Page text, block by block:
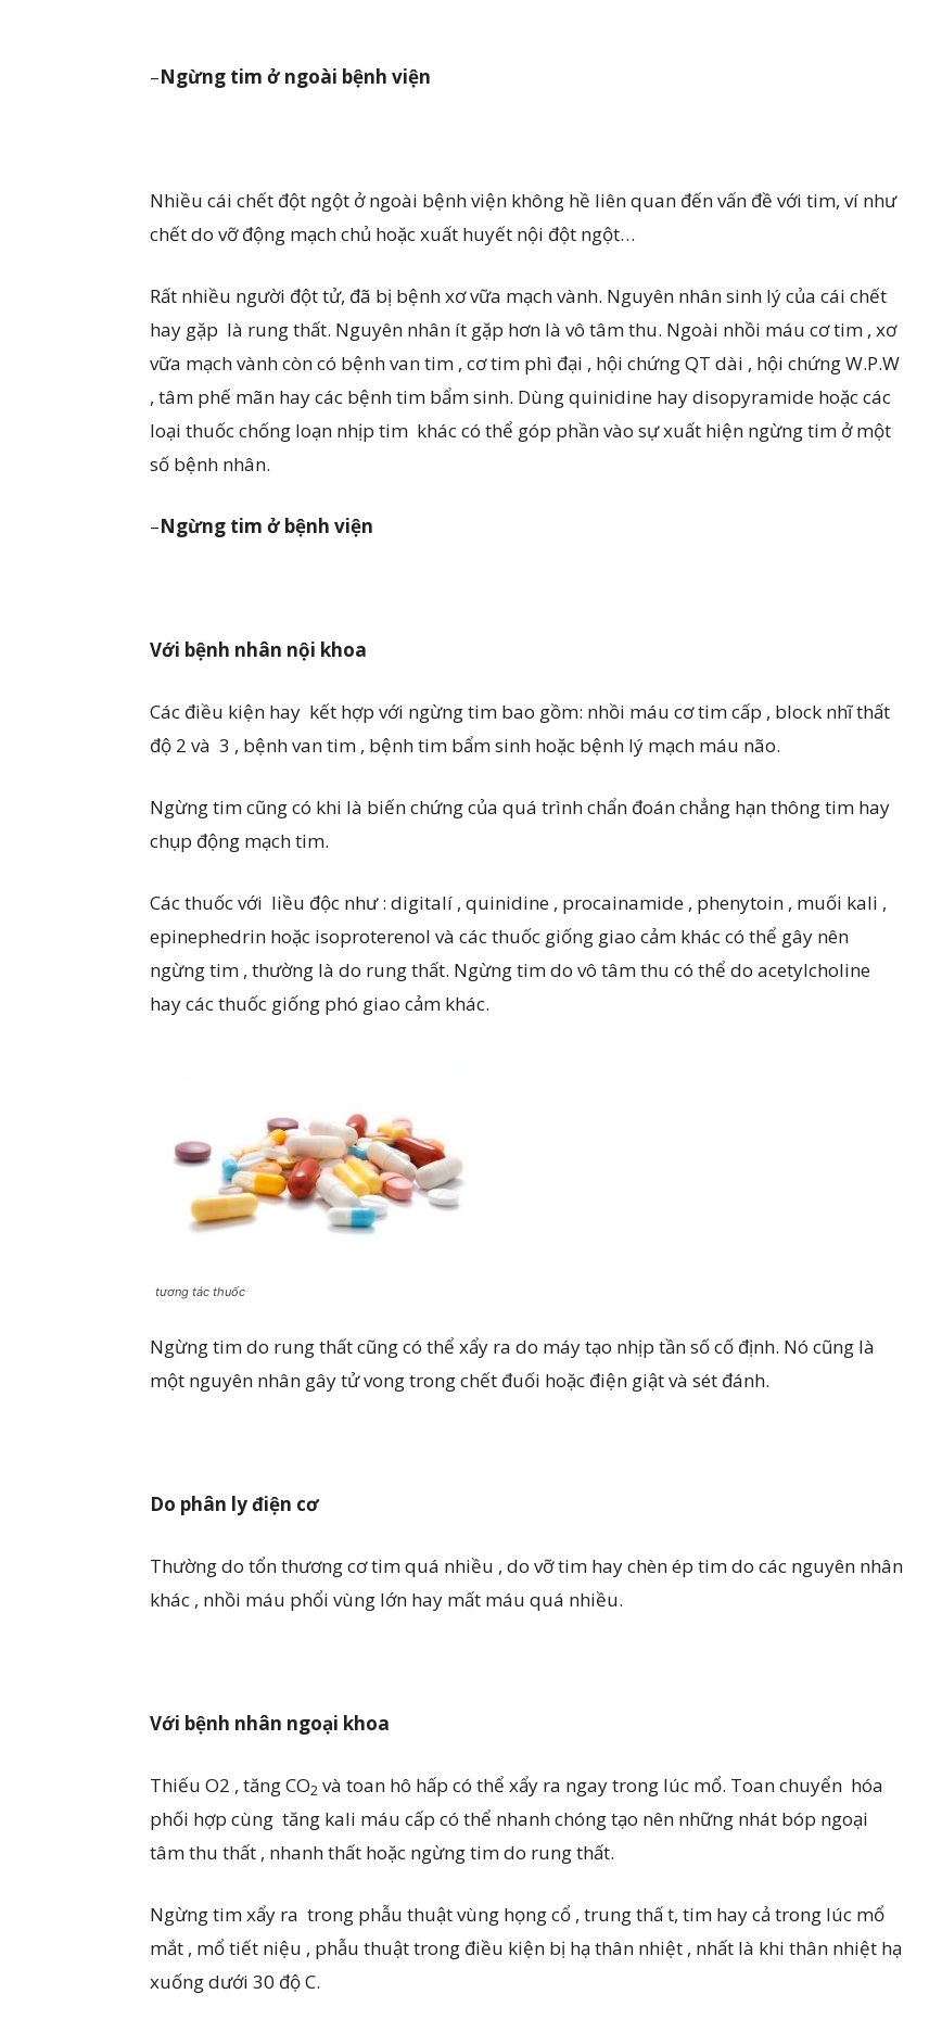
–Ngừng tim ởngoài bệnh viện
Nhiều cái chết đột ngột ở ngoài bệnh viện không hề liên quan đến vấn đề với tim, ví như
chết do vỡ động mạch chủ hoặc xuất huyết nội đột ngột…
Rất nhiều người đột tử, đã bị bệnh xơ vữa mạch vành. Nguyên nhân sinh lý của cái chết
hay gặp là rung thất. Nguyên nhân ít gặp hơn là vô tâm thu. Ngoài nhồi máu cơ tim , xơ
vữa mạch vành còn có bệnh van tim , cơ tim phì đại , hội chứng QT dài , hội chứng W.P.W
, tâm phế mãn hay các bệnh tim bẩm sinh. Dùng quinidine hay disopyramide hoặc các
loại thuốc chống loạn nhịp tim khác có thể góp phần vào sự xuất hiện ngừng tim ở một
số bệnh nhân.
–Ngừng tim ở bệnh viện
Với bệnh nhân nội khoa
Các điều kiện hay kết hợp với ngừng tim bao gồm: nhồi máu cơ tim cấp , block nhĩ thất
độ 2 và 3 , bệnh van tim , bệnh tim bẩm sinh hoặc bệnh lý mạch máu não.
Ngừng tim cũng có khi là biến chứng của quá trình chẩn đoán chẳng hạn thông tim hay
chụp động mạch tim.
Các thuốc với liều độc như : digitalí , quinidine , procainamide , phenytoin , muối kali ,
epinephedrin hoặc isoproterenol và các thuốc giống giao cảm khác có thể gây nên
ngừng tim , thường là do rung thất. Ngừng tim do vô tâm thu có thể do acetylcholine
hay các thuốc giống phó giao cảm khác.
tương tác thuốc
Ngừng tim do rung thất cũng có thể xẩy ra do máy tạo nhịp tần số cố định. Nó cũng là
một nguyên nhân gây tử vong trong chết đuối hoặc điện giật và sét đánh.
Do phân ly điện cơ
Thường do tổn thương cơ tim quá nhiều , do vỡ tim hay chèn ép tim do các nguyên nhân
khác , nhồi máu phổi vùng lớn hay mất máu quá nhiều.
Với bệnh nhân ngoại khoa
Thiếu O2 , tăng CO2 và toan hô hấp có thể xẩy ra ngay trong lúc mổ. Toan chuyển hóa
phối hợp cùng tăng kali máu cấp có thể nhanh chóng tạo nên những nhát bóp ngoại
tâm thu thất , nhanh thất hoặc ngừng tim do rung thất.
Ngừng tim xẩy ra trong phẫu thuật vùng họng cổ , trung thấ t, tim hay cả trong lúc mổ
mắt , mổ tiết niệu , phẫu thuật trong điều kiện bị hạ thân nhiệt , nhất là khi thân nhiệt hạ
xuống dưới 30 độ C.